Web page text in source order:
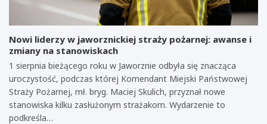
Nowi liderzy w jaworznickiej straży pożarnej: awanse i
zmiany na stanowiskach
1 sierpnia bieżącego roku w Jaworznie odbyła się znacząca
uroczystość, podczas której Komendant Miejski Państwowej
Straży Pożarnej, mł. bryg. Maciej Skulich, przyznał nowe
stanowiska kilku zasłużonym strażakom. Wydarzenie to
podkreśla…